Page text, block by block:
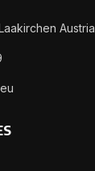
Austria